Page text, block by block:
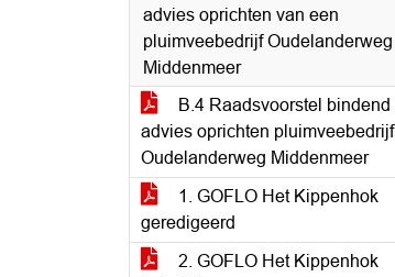
advies oprichten van een
pluimveebedrijf Oudelanderweg
Middenmeer
B.4 Raadsvoorstel bindend
advies oprichten pluimveebedrijf
Oudelanderweg Middenmeer
1. GOFLO Het Kippenhok
geredigeerd
2. GOFLO Het Kippenhok